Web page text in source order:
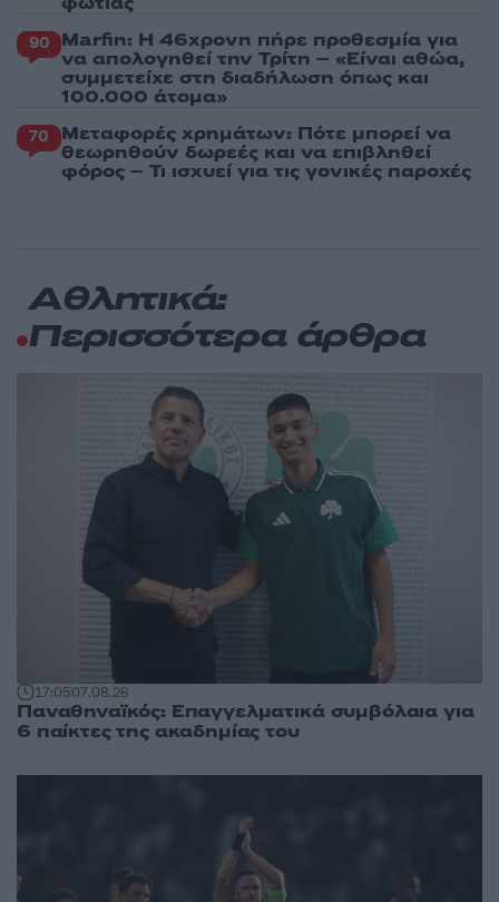
90 Marfin: Η 46χρονη πήρε προθεσμία για
να απολογηθεί την Τρίτη – «Είναι αθώα,
συμμετείχε στη διαδήλωση όπως και
100.000 άτομα»
70 Μεταφορές χρημάτων: Πότε μπορεί να
θεωρηθούν δωρεές και να επιβληθεί
φόρος – Τι ισχυεί για τις γονικές παροχές
Αθλητικά:
Περισσότερα άρθρα
17:0507.08.26
Παναθηναϊκός: Επαγγελματικά συμβόλαια για
6 παίκτες της ακαδημίας του